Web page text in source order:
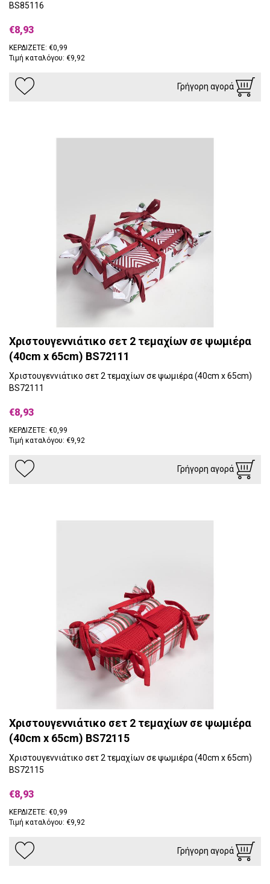
BS85116
€8,93
ΚΕΡΔΙΖΕΤΕ: €0,99
Τιμή καταλόγου: €9,92
Γρήγορη αγορά
Χριστουγεννιάτικο σετ 2 τεμαχίων σε ψωμιέρα
(40cm x 65cm) BS72111
Χριστουγεννιάτικο σετ 2 τεμαχίων σε ψωμιέρα (40cm x 65cm)
BS72111
€8,93
ΚΕΡΔΙΖΕΤΕ: €0,99
Τιμή καταλόγου: €9,92
Γρήγορη αγορά
Χριστουγεννιάτικο σετ 2 τεμαχίων σε ψωμιέρα
(40cm x 65cm) BS72115
Χριστουγεννιάτικο σετ 2 τεμαχίων σε ψωμιέρα (40cm x 65cm)
BS72115
€8,93
ΚΕΡΔΙΖΕΤΕ: €0,99
Τιμή καταλόγου: €9,92
Γρήγορη αγορά